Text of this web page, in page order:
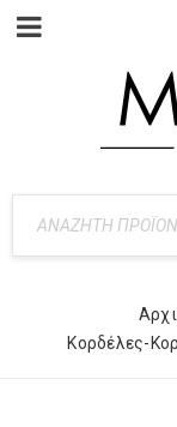
Κορδέλες-